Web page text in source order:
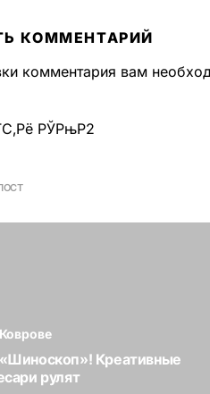
КОММЕНТАРИЙ
комментария вам
РЎРњР2
Креативные
рулят